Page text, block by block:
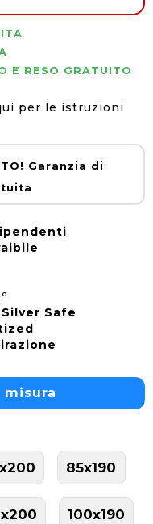
E RESO GRATUITO
per le istruzioni
Garanzia di
Safe
85x190
100x190